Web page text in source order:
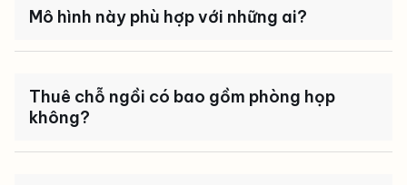
Mô hình này phù hợp với những ai?
Thuê chỗ ngồi có bao gồm phòng họp
không?